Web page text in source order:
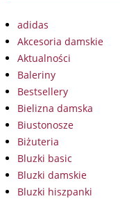
adidas
Akcesoria damskie
Aktualności
Baleriny
Bestsellery
Bielizna damska
Biustonosze
Biżuteria
Bluzki basic
Bluzki damskie
Bluzki hiszpanki